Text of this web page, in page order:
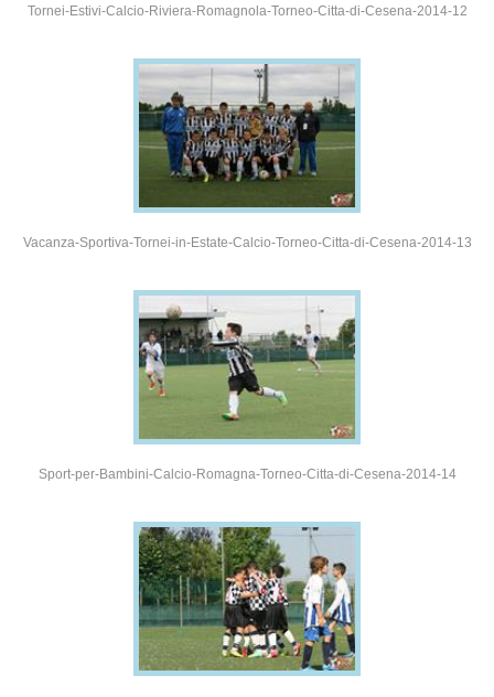
Tornei-Estivi-Calcio-Riviera-Romagnola-Torneo-Citta-di-Cesena-2014-12
Vacanza-Sportiva-Tornei-in-Estate-Calcio-Torneo-Citta-di-Cesena-2014-13
Sport-per-Bambini-Calcio-Romagna-Torneo-Citta-di-Cesena-2014-14